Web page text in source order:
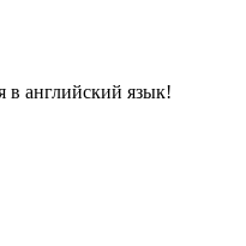
в английский язык!